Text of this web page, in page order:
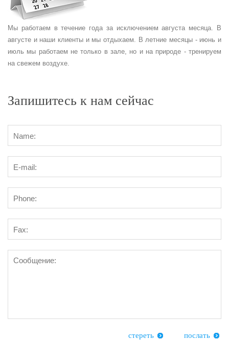
Мы работаем в течение года за исключением августа месяца. В
августе и наши клиенты и мы отдыхаем. В летние месяцы - июнь и
июль мы работаем не только в зале, но и на природе - тренируем
на свежем воздухе.
Запишитесь к нам сейчас
послать
стереть